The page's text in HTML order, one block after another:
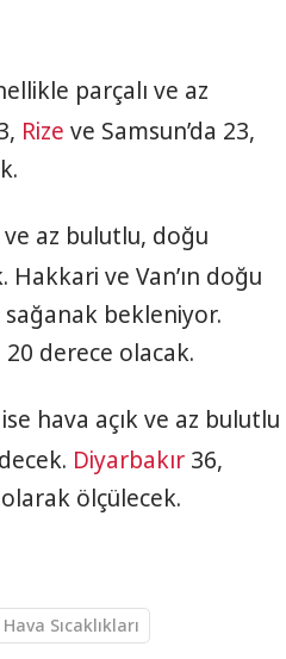
parçalı ve az
Rize ve Samsun’da 23,
ve az bulutlu, doğu
ve Van’ın doğu
bekleniyor.
20 derece olacak.
hava açık ve az bulutlu
Diyarbakır 36,
ölçülecek.
Hava Sıcaklıkları